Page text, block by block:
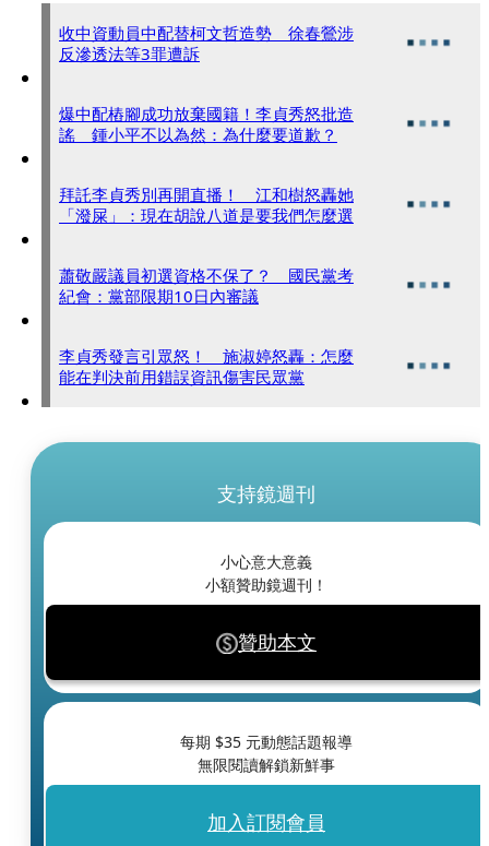
收中資動員中配替柯文哲造勢 徐春鶯涉
反滲透法等3罪遭訴
爆中配樁腳成功放棄國籍！李貞秀怒批造
謠 鍾小平不以為然：為什麼要道歉？
拜託李貞秀別再開直播！ 江和樹怒轟她
「潑屎」：現在胡說八道是要我們怎麼選
蕭敬嚴議員初選資格不保了？ 國民黨考
紀會：黨部限期10日內審議
李貞秀發言引眾怒！ 施淑婷怒轟：怎麼
能在判決前用錯誤資訊傷害民眾黨
支持鏡週刊
小心意大意義
小額贊助鏡週刊！
贊助本文
每期 $35 元動態話題報導
無限閱讀解鎖新鮮事
加入訂閱會員